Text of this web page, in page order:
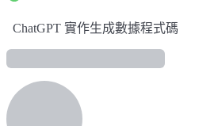
ChatGPT 實作生成數據程式碼